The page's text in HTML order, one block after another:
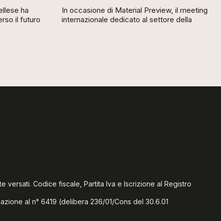
ha
il futuro
In occasione di Material Preview, il meeting
internazionale dedicato al settore della
versati. Codice fiscale, Partita Iva e Iscrizione al Registro
al n° 6419 (delibera 236/01/Cons del 30.6.01